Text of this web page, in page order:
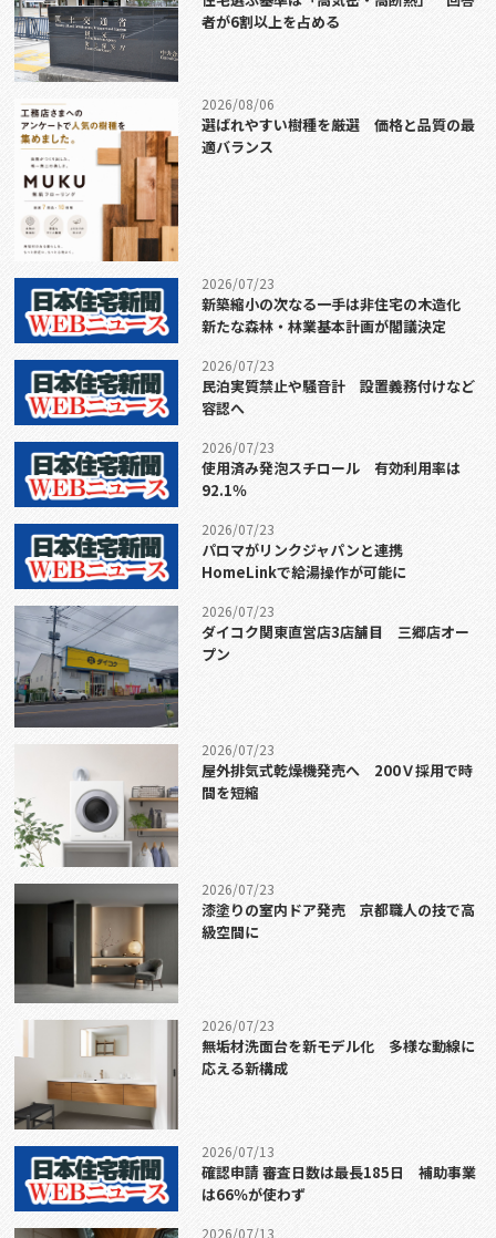
者が6割以上を占める
2026/08/06
選ばれやすい樹種を厳選 価格と品質の最
適バランス
2026/07/23
新築縮小の次なる一手は非住宅の木造化
新たな森林・林業基本計画が閣議決定
2026/07/23
民泊実質禁止や騒音計 設置義務付けなど
容認へ
2026/07/23
使用済み発泡スチロール 有効利用率は
92.1％
2026/07/23
パロマがリンクジャパンと連携
HomeLinkで給湯操作が可能に
2026/07/23
ダイコク関東直営店3店舗目 三郷店オー
プン
2026/07/23
屋外排気式乾燥機発売へ 200Ｖ採用で時
間を短縮
2026/07/23
漆塗りの室内ドア発売 京都職人の技で高
級空間に
2026/07/23
無垢材洗面台を新モデル化 多様な動線に
応える新構成
2026/07/13
確認申請 審査日数は最長185日 補助事業
は66％が使わず
2026/07/13